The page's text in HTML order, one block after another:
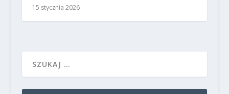
15 stycznia 2026